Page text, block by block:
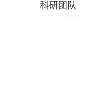
科研团队